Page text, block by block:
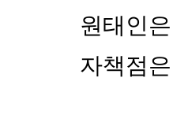
원태인
자책점